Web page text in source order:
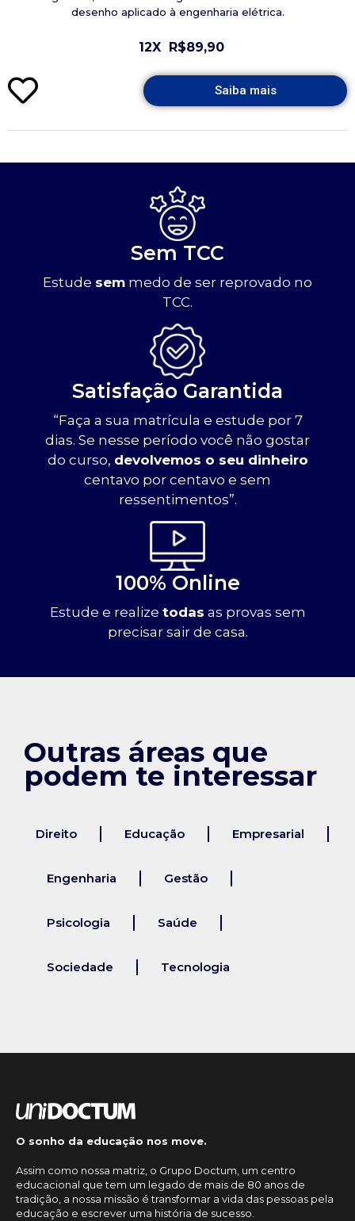
desenho aplicado à engenharia elétrica.
12X R$89,90
Saiba mais
Sem TCC
Estude sem medo de ser reprovado no
TCC.
Satisfação Garantida
“Faça a sua matrícula e estude por 7
dias. Se nesse período você não gostar
do curso, devolvemos o seu dinheiro
centavo por centavo e sem
ressentimentos”.
100% Online
Estude e realize todas as provas sem
precisar sair de casa.
Outras áreas que
podem te interessar
Direito Educação Empresarial
Engenharia Gestão
Psicologia Saúde
Sociedade Tecnologia
O sonho da educação nos move.
Assim como nossa matriz, o Grupo Doctum, um centro
educacional que tem um legado de mais de 80 anos de
tradição, a nossa missão é transformar a vida das pessoas pela
educação e escrever uma história de sucesso.